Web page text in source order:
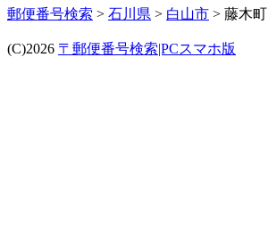
郵便番号検索 > 石川県 > 白山市 > 藤木町
(C)2026 〒郵便番号検索|PCスマホ版